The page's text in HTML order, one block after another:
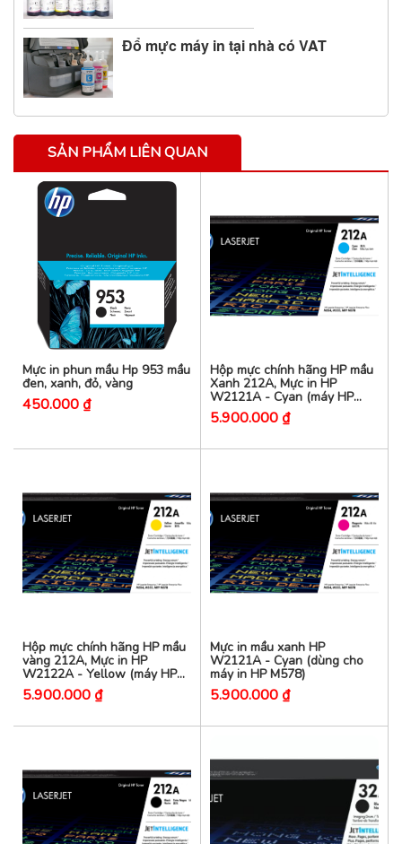
Đổ mực máy in tại nhà có VAT
SẢN PHẨM LIÊN QUAN
Mực in phun mầu Hp 953 mầu
đen, xanh, đỏ, vàng
450.000 ₫
Hộp mực chính hãng HP mầu
Xanh 212A, Mực in HP
W2121A - Cyan (máy HP
M578)
5.900.000 ₫
Hộp mực chính hãng HP mầu
vàng 212A, Mực in HP
W2122A - Yellow (máy HP
M578)
5.900.000 ₫
Mực in mầu xanh HP
W2121A - Cyan (dùng cho
máy in HP M578)
5.900.000 ₫